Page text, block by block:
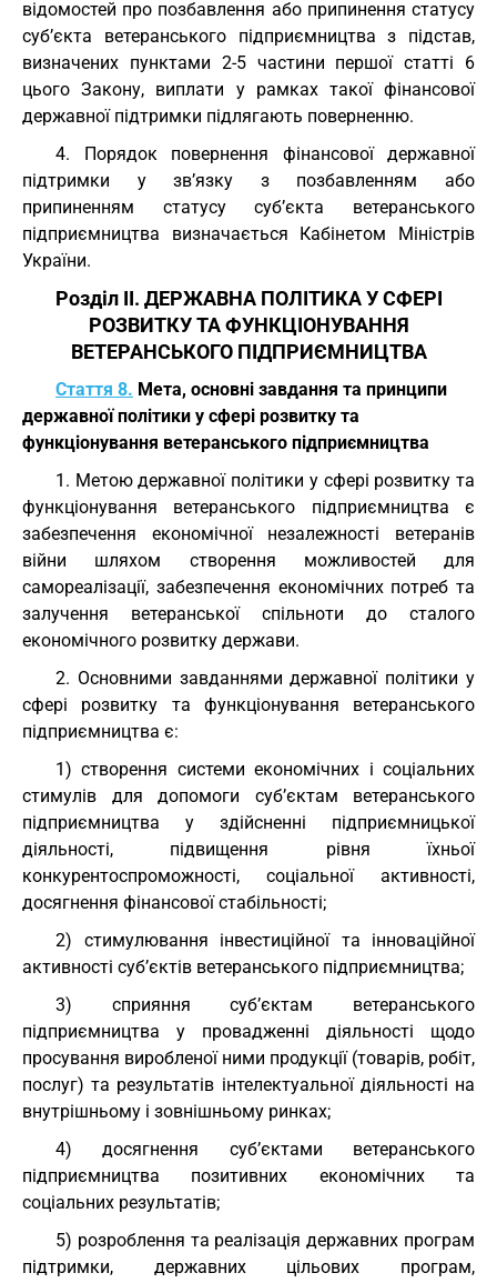
відомостей про позбавлення або припинення статусу
суб’єкта ветеранського підприємництва з підстав,
визначених пунктами 2-5 частини першої статті 6
цього Закону, виплати у рамках такої фінансової
державної підтримки підлягають поверненню.
4. Порядок повернення фінансової державної
підтримки у зв’язку з позбавленням або
припиненням статусу суб’єкта ветеранського
підприємництва визначається Кабінетом Міністрів
України.
Розділ II. ДЕРЖАВНА ПОЛІТИКА У СФЕРІ
РОЗВИТКУ ТА ФУНКЦІОНУВАННЯ
ВЕТЕРАНСЬКОГО ПІДПРИЄМНИЦТВА
Стаття 8. Мета, основні завдання та принципи
державної політики у сфері розвитку та
функціонування ветеранського підприємництва
1. Метою державної політики у сфері розвитку та
функціонування ветеранського підприємництва є
забезпечення економічної незалежності ветеранів
війни шляхом створення можливостей для
самореалізації, забезпечення економічних потреб та
залучення ветеранської спільноти до сталого
економічного розвитку держави.
2. Основними завданнями державної політики у
сфері розвитку та функціонування ветеранського
підприємництва є:
1) створення системи економічних і соціальних
стимулів для допомоги суб’єктам ветеранського
підприємництва у здійсненні підприємницької
діяльності, підвищення рівня їхньої
конкурентоспроможності, соціальної активності,
досягнення фінансової стабільності;
2) стимулювання інвестиційної та інноваційної
активності суб’єктів ветеранського підприємництва;
3) сприяння суб’єктам ветеранського
підприємництва у провадженні діяльності щодо
просування виробленої ними продукції (товарів, робіт,
послуг) та результатів інтелектуальної діяльності на
внутрішньому і зовнішньому ринках;
4) досягнення суб’єктами ветеранського
підприємництва позитивних економічних та
соціальних результатів;
5) розроблення та реалізація державних програм
підтримки, державних цільових програм,